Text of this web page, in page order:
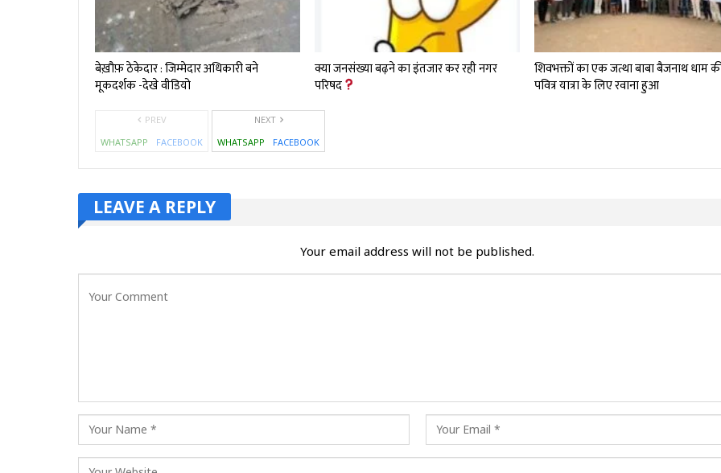
बेख़ौफ़ ठेकेदार : जिम्मेदार अधिकारी बने
मूकदर्शक -देखे वीडियो
क्या जनसंख्या बढ़ने का इंतजार कर रही नगर
परिषद
शिवभक्तों का एक जत्था बाबा बैजनाथ धाम
पवित्र यात्रा के लिए रवाना हुआ
PREV
WHATSAPP
FACEBOOK
NEXT
WHATSAPP
FACEBOOK
LEAVE A REPLY
Your email address will not be published.